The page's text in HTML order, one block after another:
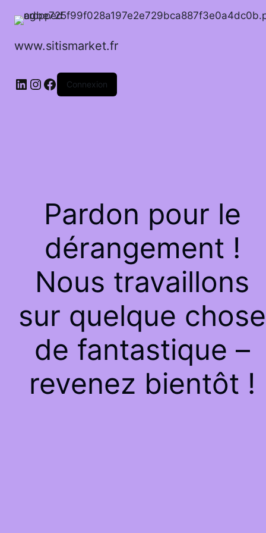
www.sitismarket.fr
LinkedIn
Instagram
Facebook
Connexion
Pardon pour le
dérangement !
Nous travaillons
sur quelque chose
de fantastique –
revenez bientôt !